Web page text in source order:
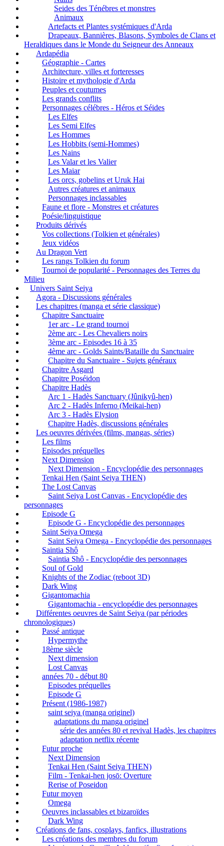
Seides des Ténébres et monstres
Animaux
Artefacts et Plantes systémiques d'Arda
Drapeaux, Bannières, Blasons, Symboles de Clans et
Heraldiques dans le Monde du Seigneur des Anneaux
Ardapédia
Géographie - Cartes
Architecture, villes et forteresses
Histoire et mythologie d'Arda
Peuples et coutumes
Les grands conflits
Personnages célébres - Héros et Séides
Les Elfes
Les Semi Elfes
Les Hommes
Les Hobbits (semi-Hommes)
Les Nains
Les Valar et les Valier
Les Maiar
Les orcs, gobelins et Uruk Hai
Autres créatures et animaux
Personnages inclassables
Faune et flore - Monstres et créatures
Poésie/linguistique
Produits dérivés
Vos collections (Tolkien et générales)
Jeux vidéos
Au Dragon Vert
Les rangs Tolkien du forum
Tournoi de popularité - Personnages des Terres du
Milieu
Univers Saint Seiya
Agora - Discussions générales
Les chapitres (manga et série classique)
Chapitre Sanctuaire
1er arc - Le grand tournoi
2ème arc - Les Chevaliers noirs
3ème arc - Episodes 16 à 35
4ème arc - Golds Saints/Bataille du Sanctuaire
Chapitre du Sanctuaire - Sujets généraux
Chapitre Asgard
Chapitre Poséidon
Chapitre Hadès
Arc 1 - Hadès Sanctuary (Jûnikyû-hen)
Arc 2 - Hadès Inferno (Meikai-hen)
Arc 3 - Hadès Elysion
Chapitre Hadès, discussions générales
Les oeuvres dérivées (films, mangas, séries)
Les films
Episodes préquelles
Next Dimension
Next Dimension - Encyclopédie des personnages
Tenkai Hen (Saint Seiya THEN)
The Lost Canvas
Saint Seiya Lost Canvas - Encyclopédie des
personnages
Episode G
Episode G - Encyclopédie des personnages
Saint Seiya Omega
Saint Seiya Omega - Encyclopédie des personnages
Saintia Shô
Saintia Shô - Encyclopédie des personnages
Soul of Gold
Knights of the Zodiac (reboot 3D)
Dark Wing
Gigantomachia
Gigantomachia - encyclopédie des personnages
Différentes oeuvres de Saint Seiya (par périodes
chronologiques)
Passé antique
Hypermythe
18ème siècle
Next dimension
Lost Canvas
années 70 - début 80
Episodes préquelles
Episode G
Présent (1986-1987)
saint seiya (manga originel)
adaptations du manga originel
série des années 80 et revival Hadès, les chapitres
adaptation netflix récente
Futur proche
Next Dimension
Tenkai Hen (Saint Seiya THEN)
Film - Tenkai-hen josō: Overture
Rerise of Poseidon
Futur moyen
Omega
Oeuvres inclassables et bizaroïdes
Dark Wing
Créations de fans, cosplays, fanfics, illustrations
Les créations des membres du forum